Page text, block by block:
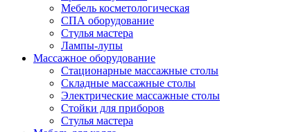
Мебель косметологическая
СПА оборудование
Стулья мастера
Лампы-лупы
Массажное оборудование
Стационарные массажные столы
Складные массажные столы
Электрические массажные столы
Стойки для приборов
Стулья мастера